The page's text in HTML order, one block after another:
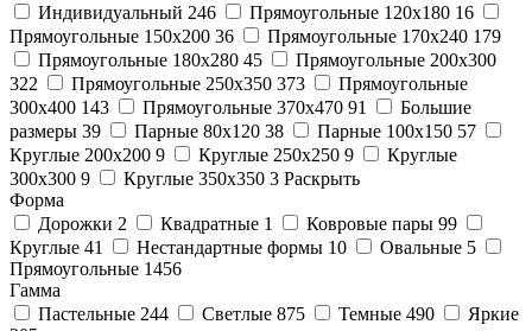
Индивидуальный 246 Прямоугольные 120x180 16
Прямоугольные 150x200 36 Прямоугольные 170x240 179
Прямоугольные 180x280 45
Прямоугольные 200x300
322
Прямоугольные 250x350 373
Прямоугольные
300x400 143 Прямоугольные 370x470 91
Большие
размеры 39 Парные 80x120 38 Парные 100x150 57
Круглые 200x200 9 Круглые 250x250 9
Круглые
300x300 9 Круглые 350x350 3 Раскрыть
Форма
Дорожки 2 Квадратные 1 Ковровые пары 99
Круглые 41 Нестандартные формы 10 Овальные 5
Прямоугольные 1456
Гамма
Пастельные 244 Светлые 875 Темные 490
Яркие